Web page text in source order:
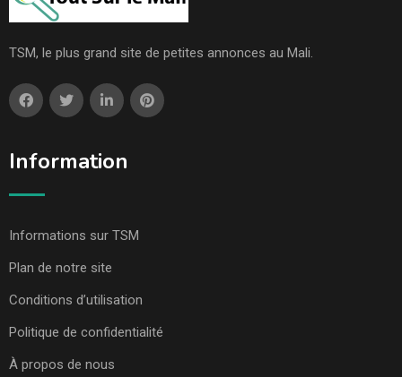
TSM, le plus grand site de petites annonces au Mali.
Information
Informations sur TSM
Plan de notre site
Conditions d’utilisation
Politique de confidentialité
À propos de nous